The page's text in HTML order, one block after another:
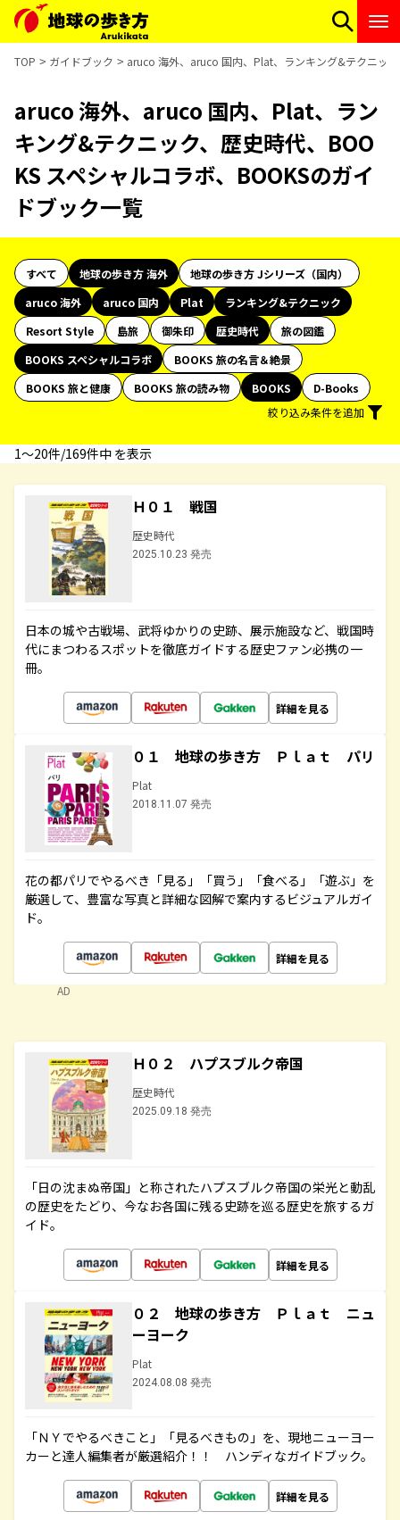
TOP ガイドブック aruco 海外、aruco 国内、Plat、ランキング&テクニッ
aruco 海外、aruco 国内、Plat、ラン
キング&テクニック、歴史時代、BOO
KS スペシャルコラボ、BOOKSのガイ
ドブック一覧
すべて 地球の歩き方 海外
地球の歩き方 Jシリーズ（国内）
aruco 海外
aruco 国内 Plat
ランキング&テクニック
Resort Style
島旅 御朱印 歴史時代
旅の図鑑
BOOKS スペシャルコラボ
BOOKS 旅の名言＆絶景
BOOKS 旅と健康
BOOKS 旅の読み物 BOOKS
D-Books
絞り込み条件を追加
1〜20件/169件中 を表示
Ｈ０１ 戦国
歴史時代
2025.10.23 発売
日本の城や古戦場、武将ゆかりの史跡、展示施設など、戦国時
代にまつわるスポットを徹底ガイドする歴史ファン必携の一
冊。
詳細を見る
０１ 地球の歩き方 Ｐｌａｔ パリ
Plat
2018.11.07 発売
花の都パリでやるべき「見る」「買う」「食べる」「遊ぶ」を
厳選して、豊富な写真と詳細な図解で案内するビジュアルガイ
ド。
詳細を見る
AD
Ｈ０２ ハプスブルク帝国
歴史時代
2025.09.18 発売
「日の沈まぬ帝国」と称されたハプスブルク帝国の栄光と動乱
の歴史をたどり、今なお各国に残る史跡を巡る歴史を旅するガ
イド。
詳細を見る
０２ 地球の歩き方 Ｐｌａｔ ニュ
ーヨーク
Plat
2024.08.08 発売
「ＮＹでやるべきこと」「見るべきもの」を、現地ニューヨー
カーと達人編集者が厳選紹介！！ ハンディなガイドブック。
詳細を見る